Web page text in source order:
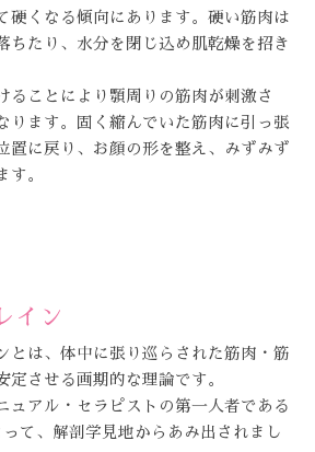
硬くなる傾向にあります。硬い筋肉は
ちたり、水分を閉じ込め肌乾燥を招き
ることにより顎周りの筋肉が刺激さ
ります。固く縮んでいた筋肉に引っ張
置に戻り、お顔の形を整え、みずみず
す。
イン
とは、体中に張り巡らされた筋肉・筋
定させる画期的な理論です。
ュアル・セラピストの第一人者である
て、解剖学見地からあみ出されまし